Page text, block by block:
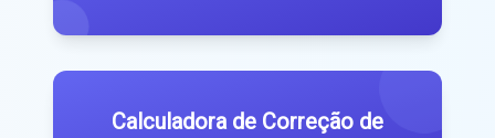
Calculadora de Correção de